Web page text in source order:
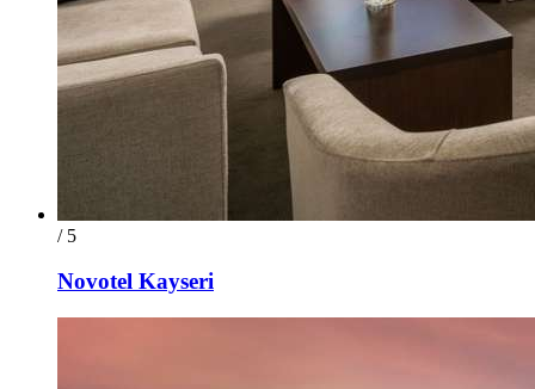
/ 5
Novotel Kayseri